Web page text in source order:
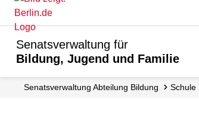
Senatsverwaltung für
Bildung, Jugend und Familie
Senats­verwaltung Abteilung Bildung Schule